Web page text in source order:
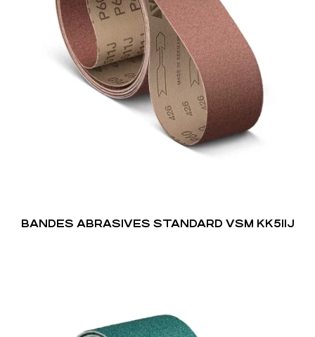
BANDES ABRASIVES STANDARD VSM KK511J